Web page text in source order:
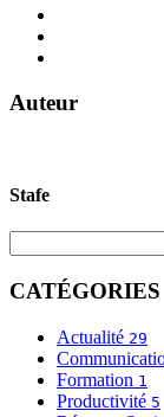
Auteur
Stafe
CATÉGORIES
Actualité 29
Formation 1
Productivité 5